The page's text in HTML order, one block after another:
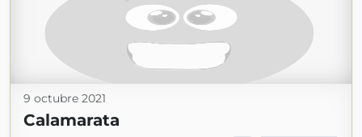
9 octubre 2021
Calamarata